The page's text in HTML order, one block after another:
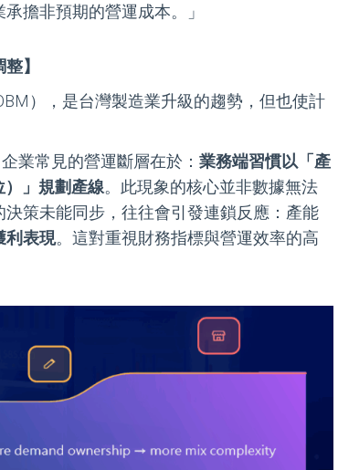
擔非預期的營運成本。」
】
），是台灣製造業升級的趨勢，但也使計
業常見的營運斷層在於： 業務端習慣以「產
」規劃產線。此現象的核心並非數據無法
決策未能同步，往往會引發連鎖反應：產能
利表現。這對重視財務指標與營運效率的高